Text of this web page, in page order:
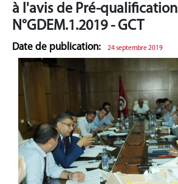
à l'avis de Pré-qualification
N°GDEM.1.2019 - GCT
Date de publication: 24 septembre 2019